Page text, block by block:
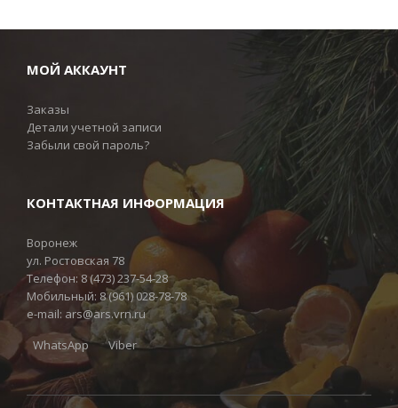
МОЙ АККАУНТ
Заказы
Детали учетной записи
Забыли свой пароль?
КОНТАКТНАЯ ИНФОРМАЦИЯ
Воронеж
ул. Ростовская 78
Телефон: 8 (473) 237-54-28
Мобильный: 8 (961) 028-78-78
e-mail: ars@ars.vrn.ru
WhatsApp
Viber